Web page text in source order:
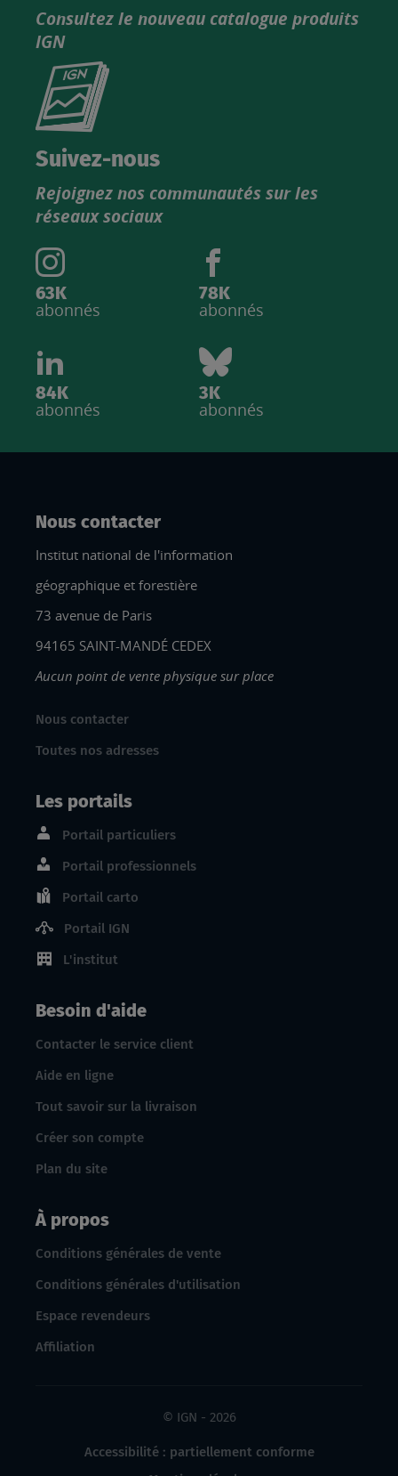
Consultez le nouveau catalogue produits
IGN
Consultez
catalogue
Suivez-nous
Rejoignez nos communautés sur les
réseaux sociaux
63K
abonnés
78K
abonnés
84K
abonnés
3K
abonnés
Nous contacter
Institut national de l'information
géographique et forestière
73 avenue de Paris
94165 SAINT-MANDÉ CEDEX
Aucun point de vente physique sur place
Nous contacter
Toutes nos adresses
Les portails
Portail particuliers
Portail professionnels
Portail carto
Portail IGN
L'institut
Besoin d'aide
Contacter le service client
Aide en ligne
Tout savoir sur la livraison
Créer son compte
Plan du site
À propos
Conditions générales de vente
Conditions générales d'utilisation
Espace revendeurs
Affiliation
© IGN - 2026
Accessibilité : partiellement conforme